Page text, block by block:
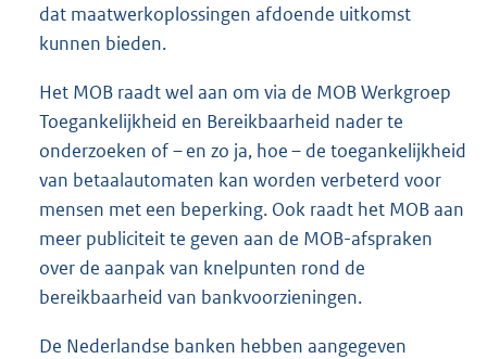
dat maatwerkoplossingen afdoende uitkomst
kunnen bieden.
Het MOB raadt wel aan om via de MOB Werkgroep
Toegankelijkheid en Bereikbaarheid nader te
onderzoeken of – en zo ja, hoe – de toegankelijkheid
van betaalautomaten kan worden verbeterd voor
mensen met een beperking. Ook raadt het MOB aan
meer publiciteit te geven aan de MOB-afspraken
over de aanpak van knelpunten rond de
bereikbaarheid van bankvoorzieningen.
De Nederlandse banken hebben aangegeven